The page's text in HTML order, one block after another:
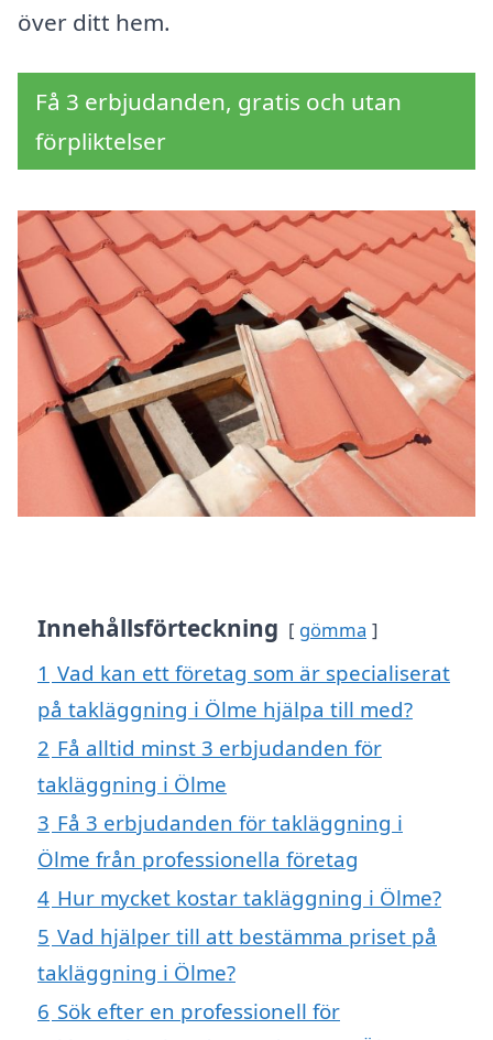
över ditt hem.
Få 3 erbjudanden, gratis och utan
förpliktelser
Innehållsförteckning gömma
1 Vad kan ett företag som är specialiserat
på takläggning i Ölme hjälpa till med?
2 Få alltid minst 3 erbjudanden för
takläggning i Ölme
3 Få 3 erbjudanden för takläggning i
Ölme från professionella företag
4 Hur mycket kostar takläggning i Ölme?
5 Vad hjälper till att bestämma priset på
takläggning i Ölme?
6 Sök efter en professionell för